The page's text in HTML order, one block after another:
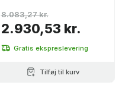
2.930,53 kr.
8.083,27 kr.
Gratis ekspreslevering
Tilføj til kurv